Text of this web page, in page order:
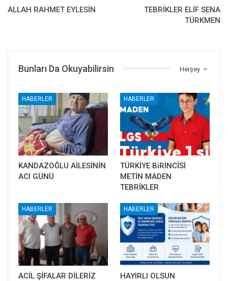
ALLAH RAHMET EYLESİN
TEBRİKLER ELİF SENA
TÜRKMEN
Herşey
Bunları Da Okuyabilirsin
HABERLER
KANDAZOĞLU AİLESİNİN
ACI GÜNÜ
HABERLER
TÜRKİYE BiRİNCİSİ
METİN MADEN
TEBRİKLER
HABERLER
ACİL ŞİFALAR DİLERİZ
HABERLER
HAYIRLI OLSUN